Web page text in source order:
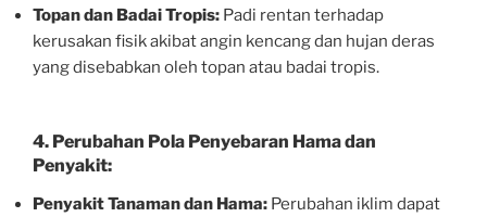
Topan dan Badai Tropis: Padi rentan terhadap
kerusakan fisik akibat angin kencang dan hujan deras
yang disebabkan oleh topan atau badai tropis.
4. Perubahan Pola Penyebaran Hama dan
Penyakit:
Penyakit Tanaman dan Hama: Perubahan iklim dapat